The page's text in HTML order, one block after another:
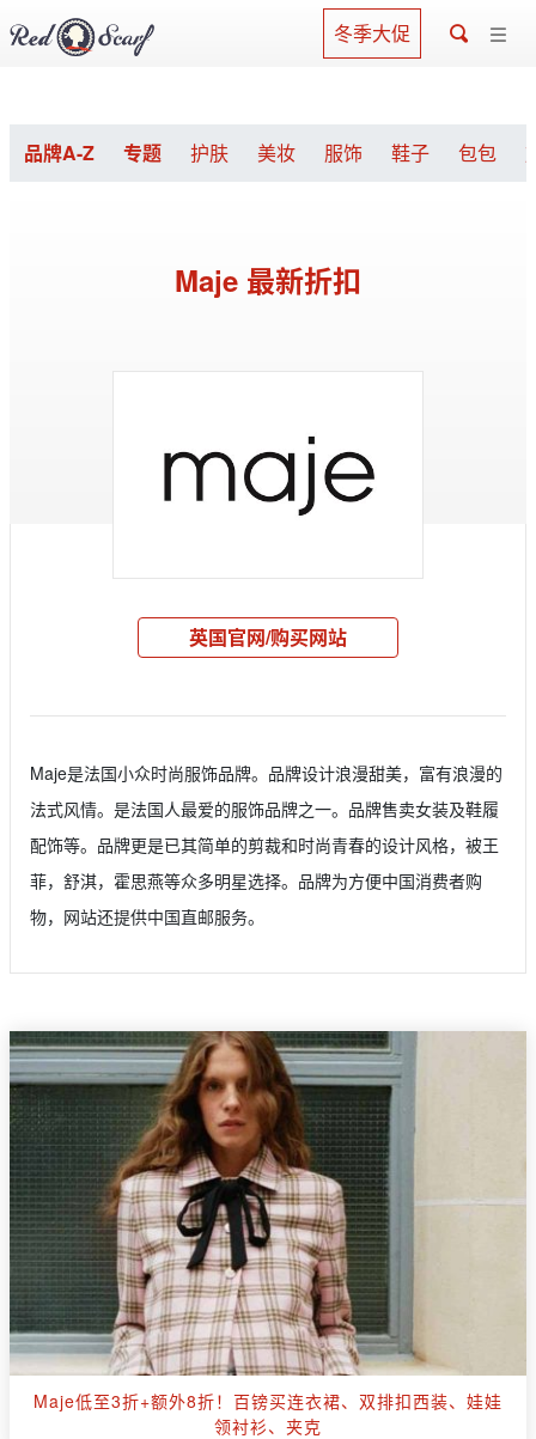
冬季大促
品牌A-Z 专题 护肤 美妆 服饰 鞋子 包包
Maje 最新折扣
英国官网/购买网站
Maje是法国小众时尚服饰品牌。品牌设计浪漫甜美，富有浪漫的
法式风情。是法国人最爱的服饰品牌之一。品牌售卖女装及鞋履
配饰等。品牌更是已其简单的剪裁和时尚青春的设计风格，被王
菲，舒淇，霍思燕等众多明星选择。品牌为方便中国消费者购
物，网站还提供中国直邮服务。
Maje低至3折+额外8折！百镑买连衣裙、双排扣西装、娃娃
领衬衫、夹克